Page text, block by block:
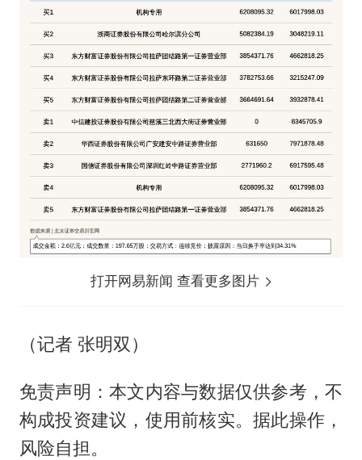
打开网易新闻 查看更多图片
（记者 张明双）
免责声明：本文内容与数据仅供参考，不
构成投资建议，使用前核实。据此操作，
风险自担。